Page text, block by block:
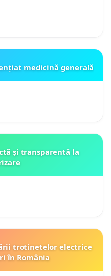
medicină generală
și transparentă la
trotinetelor electrice
în România